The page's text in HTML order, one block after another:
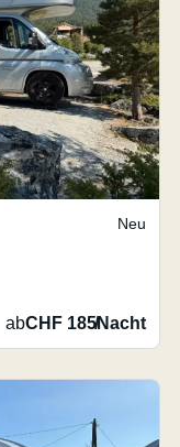
Neu
abCHF 185/Nacht